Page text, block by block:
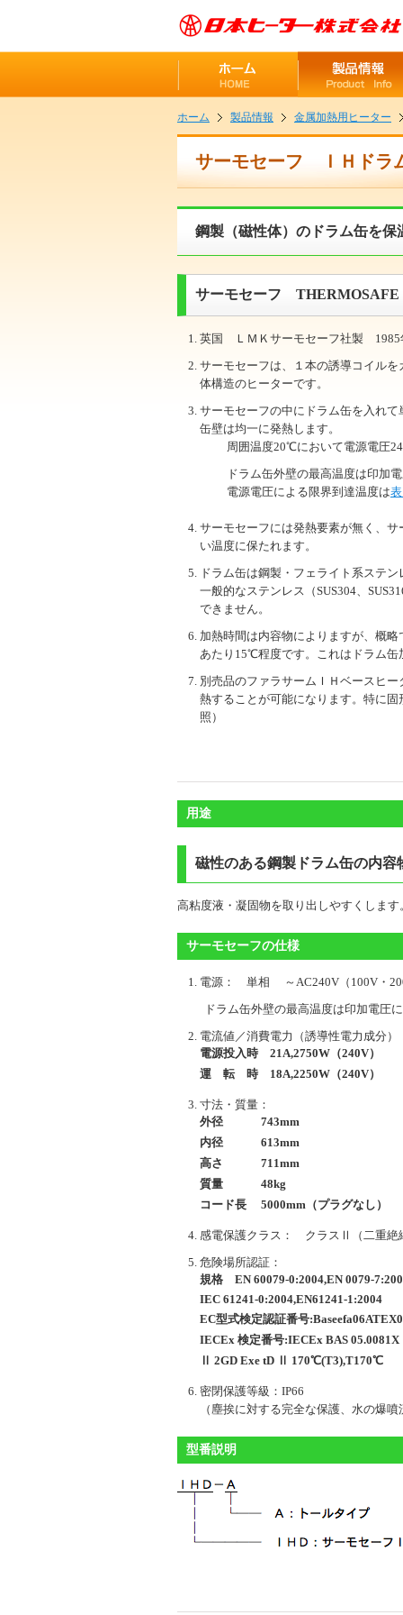
ホーム 製品情報 金属加熱用ヒーター
サーモセーフ ＩＨドラ
鋼製（磁性体）のドラム缶を
サーモセーフ THERMOSAFE
英国 ＬＭＫサーモセーフ社製 1985
サーモセーフは、１本の誘導コイル
体構造のヒーターです。
サーモセーフの中にドラム缶を入れ
缶壁は均一に発熱します。
周囲温度20℃において電源電圧
ドラム缶外壁の最高温度は印加
電源電圧による限界到達温度は
サーモセーフには発熱要素が無く、
い温度に保たれます。
ドラム缶は鋼製・フェライト系ステ
一般的なステンレス（SUS304、
できません。
加熱時間は内容物によりますが、概
あたり15℃程度です。これはドラム缶
別売品のファラサームＩＨベースヒ
熱することが可能になります。特に
照）
用途
磁性のある鋼製ドラム缶の内容
高粘度液・凝固物を取り出しやすくします
サーモセーフの仕様
電源： 単相 ～AC240V（100V・
ドラム缶外壁の最高温度は印加電圧
電流値／消費電力（誘導性電力成分）
電源投入時 21A,2750W（240V）
運 転 時 18A,2250W（240V）
寸法・質量：
外径 743mm
内径 613mm
高さ 711mm
質量 48kg
コード長 5000mm（プラグなし）
感電保護クラス： クラスⅡ（二重絶
危険場所認証：
規格 EN 60079-0:2004,EN 0079-
IEC 61241-0:2004,EN61241-1:2004
EC型式検定認証番号
IECEx 検定番号:IECEx BAS 05.0081X
Ⅱ 2GD Exe tD Ⅱ 170℃(T3),T170℃
密閉保護等級：IP66
（塵挨に対する完全な保護、水の爆
型番説明